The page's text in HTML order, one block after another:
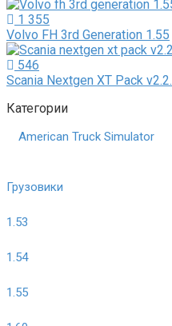
1 355
Volvo FH 3rd Generation 1.55
546
Scania Nextgen XT Pack
Категории
American Truck Simulator
Грузовики
1.53
1.54
1.55